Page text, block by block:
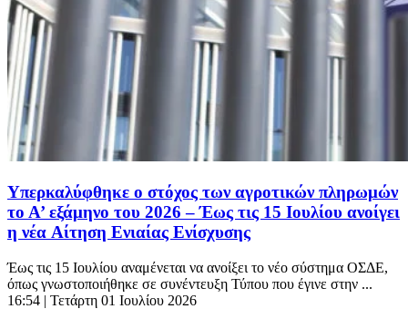
Υπερκαλύφθηκε ο στόχος των αγροτικών πληρωμών
το Α’ εξάμηνο του 2026 – Έως τις 15 Ιουλίου ανοίγει
η νέα Aίτηση Eνιαίας Ενίσχυσης
Έως τις 15 Ιουλίου αναμένεται να ανοίξει το νέο σύστημα ΟΣΔΕ,
όπως γνωστοποιήθηκε σε συνέντευξη Τύπου που έγινε στην ...
16:54 | Τετάρτη 01 Ιουλίου 2026